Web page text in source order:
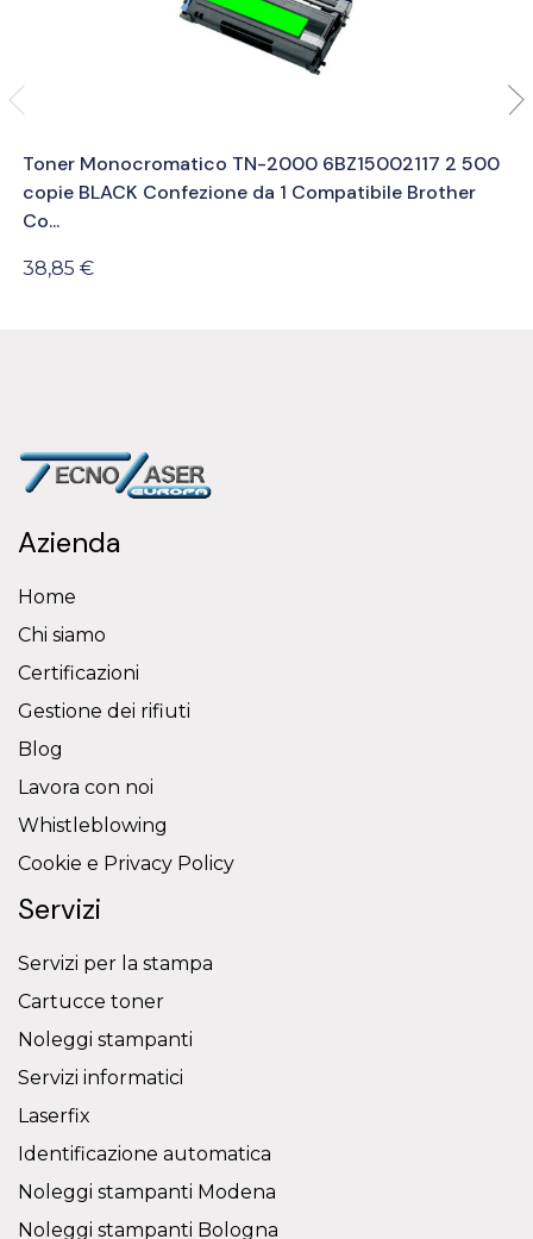
Toner Monocromatico TN-2000 6BZ15002117 2 500
copie BLACK Confezione da 1 Compatibile Brother
Co...
38,85 €
Azienda
Home
Chi siamo
Certificazioni
Gestione dei rifiuti
Blog
Lavora con noi
Whistleblowing
Cookie e Privacy Policy
Servizi
Servizi per la stampa
Cartucce toner
Noleggi stampanti
Servizi informatici
Laserfix
Identificazione automatica
Noleggi stampanti Modena
Noleggi stampanti Bologna